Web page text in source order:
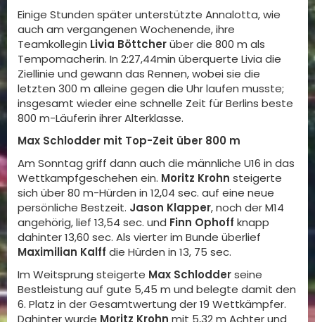
Einige Stunden später unterstützte Annalotta, wie
auch am vergangenen Wochenende, ihre
Teamkollegin Livia Böttcherüber die 800 m als
Tempomacherin. In 2:27,44min überquerte Livia die
Ziellinie und gewann das Rennen, wobei sie die
letzten 300 m alleine gegen die Uhr laufen musste;
insgesamt wieder eine schnelle Zeit für Berlins beste
800 m-Läuferin ihrer Alterklasse.
Max Schlodder mit Top-Zeit über 800 m
Am Sonntag griff dann auch die männliche U16 in das
Wettkampfgeschehen ein. Moritz Krohn steigerte
sich über 80 m-Hürden in 12,04 sec. auf eine neue
persönliche Bestzeit. Jason Klapper, noch der M14
angehörig, lief 13,54 sec. und Finn Ophoff knapp
dahinter 13,60 sec. Als vierter im Bunde überlief
Maximilian Kalff die Hürden in 13, 75 sec.
Im Weitsprung steigerte Max Schlodderseine
Bestleistung auf gute 5,45 m und belegte damit den
6. Platz in der Gesamtwertung der 19 Wettkämpfer.
Dahinter wurde Moritz Krohn mit 5,32 m Achter und